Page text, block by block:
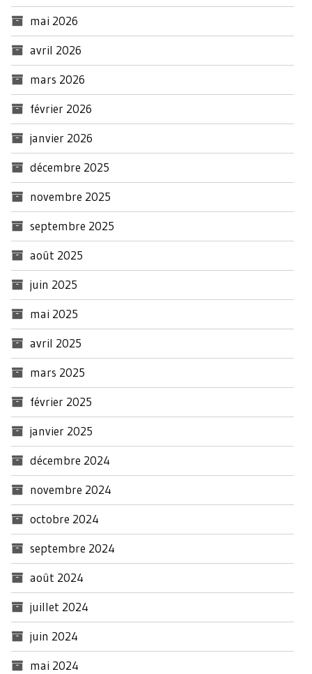
mai 2026
avril 2026
mars 2026
février 2026
janvier 2026
décembre 2025
novembre 2025
septembre 2025
août 2025
juin 2025
mai 2025
avril 2025
mars 2025
février 2025
janvier 2025
décembre 2024
novembre 2024
octobre 2024
septembre 2024
août 2024
juillet 2024
juin 2024
mai 2024